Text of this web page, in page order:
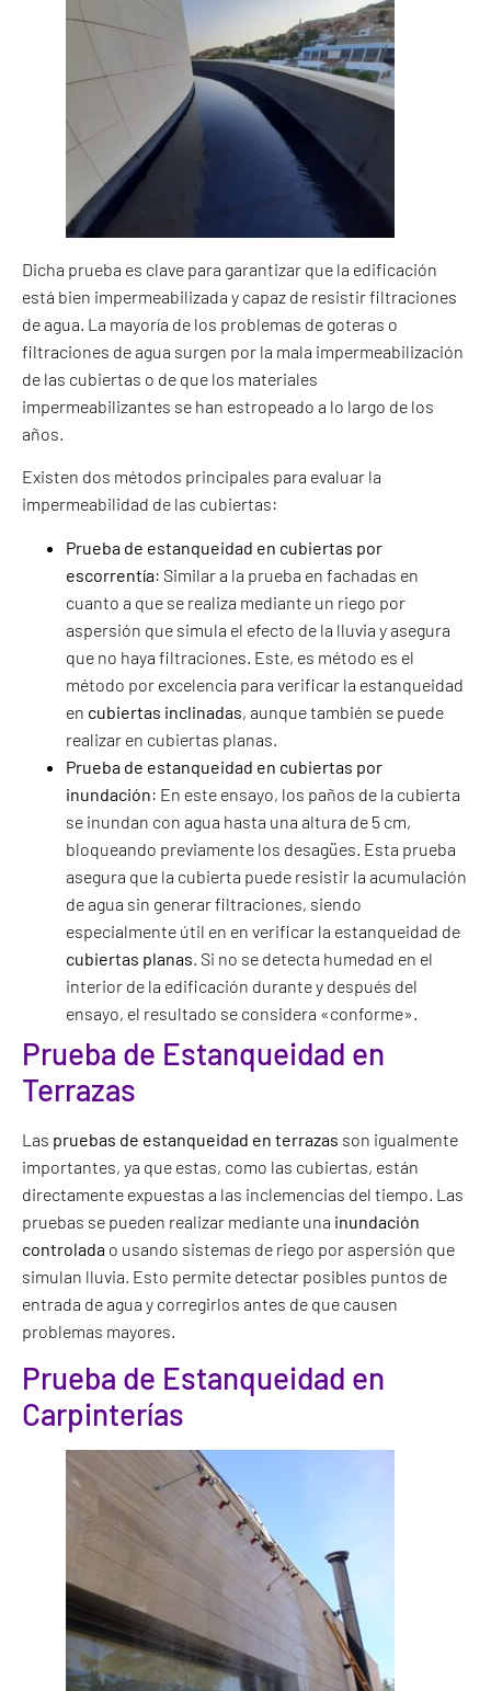
Dicha prueba es clave para garantizar que la edificación
está bien impermeabilizada y capaz de resistir filtraciones
de agua. La mayoría de los problemas de goteras o
filtraciones de agua surgen por la mala impermeabilización
de las cubiertas o de que los materiales
impermeabilizantes se han estropeado a lo largo de los
años.
Existen dos métodos principales para evaluar la
impermeabilidad de las cubiertas:
Prueba de estanqueidad en cubiertas por
escorrentía: Similar a la prueba en fachadas en
cuanto a que se realiza mediante un riego por
aspersión que simula el efecto de la lluvia y asegura
que no haya filtraciones. Este, es método es el
método por excelencia para verificar la estanqueidad
en cubiertas inclinadas, aunque también se puede
realizar en cubiertas planas.
Prueba de estanqueidad en cubiertas por
inundación: En este ensayo, los paños de la cubierta
se inundan con agua hasta una altura de 5 cm,
bloqueando previamente los desagües. Esta prueba
asegura que la cubierta puede resistir la acumulación
de agua sin generar filtraciones, siendo
especialmente útil en en verificar la estanqueidad de
cubiertas planas . Si no se detecta humedad en el
interior de la edificación durante y después del
ensayo, el resultado se considera «conforme».
Prueba de Estanqueidad en
Terrazas
Las pruebas de estanqueidad en terrazas son igualmente
importantes, ya que estas, como las cubiertas, están
directamente expuestas a las inclemencias del tiempo. Las
pruebas se pueden realizar mediante una inundación
controlada o usando sistemas de riego por aspersión que
simulan lluvia. Esto permite detectar posibles puntos de
entrada de agua y corregirlos antes de que causen
problemas mayores.
Prueba de Estanqueidad en
Carpinterías